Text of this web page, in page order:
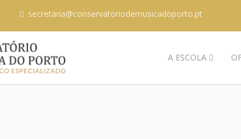
secretaria@conservatoriodemusicadoporto.pt
A ESCOLA